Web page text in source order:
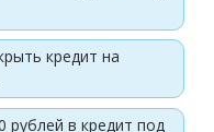
кредит на
рублей в кредит под